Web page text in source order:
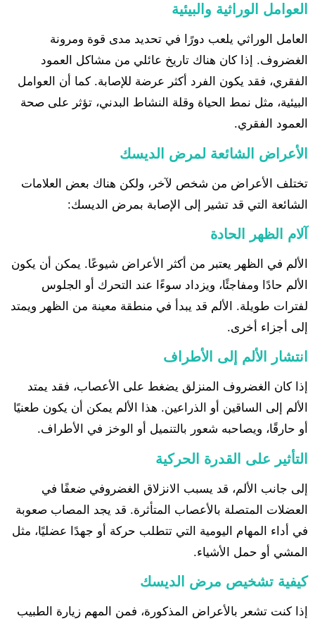
العوامل الوراثية والبيئية
العامل الوراثي يلعب دورًا في تحديد مدى قوة ومرونة
الغضروف. إذا كان هناك تاريخ عائلي من مشاكل العمود
الفقري، فقد يكون الفرد أكثر عرضة للإصابة. كما أن العوامل
البيئية، مثل نمط الحياة وقلة النشاط البدني، تؤثر على صحة
العمود الفقري.
الأعراض الشائعة لمرض الديسك
تختلف الأعراض من شخص لآخر، ولكن هناك بعض العلامات
الشائعة التي قد تشير إلى الإصابة بمرض الديسك:
آلام الظهر الحادة
الألم في الظهر يعتبر من أكثر الأعراض شيوعًا. يمكن أن يكون
الألم حادًا ومفاجئًا، ويزداد سوءًا عند التحرك أو الجلوس
لفترات طويلة. الألم قد يبدأ في منطقة معينة من الظهر ويمتد
إلى أجزاء أخرى.
انتشار الألم إلى الأطراف
إذا كان الغضروف المنزلق يضغط على الأعصاب، فقد يمتد
الألم إلى الساقين أو الذراعين. هذا الألم يمكن أن يكون طعنيًا
أو حارقًا، ويصاحبه شعور بالتنميل أو الوخز في الأطراف.
التأثير على القدرة الحركية
إلى جانب الألم، قد يسبب الانزلاق الغضروفي ضعفًا في
العضلات المتصلة بالأعصاب المتأثرة. قد يجد المصاب صعوبة
في أداء المهام اليومية التي تتطلب حركة أو جهدًا عضليًا، مثل
المشي أو حمل الأشياء.
كيفية تشخيص مرض الديسك
إذا كنت تشعر بالأعراض المذكورة، فمن المهم زيارة الطبيب